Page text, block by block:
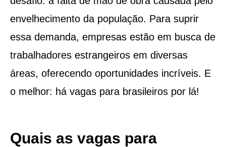
envelhecimento da população. Para suprir
essa demanda, empresas estão em busca de
trabalhadores estrangeiros em diversas
áreas, oferecendo oportunidades incríveis. E
o melhor: há vagas para brasileiros por lá!
Quais as vagas para